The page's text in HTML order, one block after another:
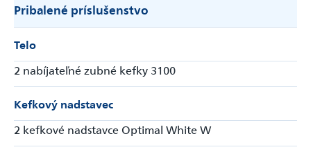
Pribalené príslušenstvo
Telo
2 nabíjateľné zubné kefky 3100
Kefkový nadstavec
2 kefkové nadstavce Optimal White W